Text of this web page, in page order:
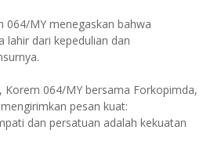
064/MY menegaskan bahwa
lahir dari kepedulian dan
Korem 064/MY bersama Forkopimda,
pesan kuat:
dan persatuan adalah kekuatan